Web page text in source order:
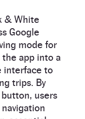
& White
Google
mode for
app into a
interface to
trips. By
users